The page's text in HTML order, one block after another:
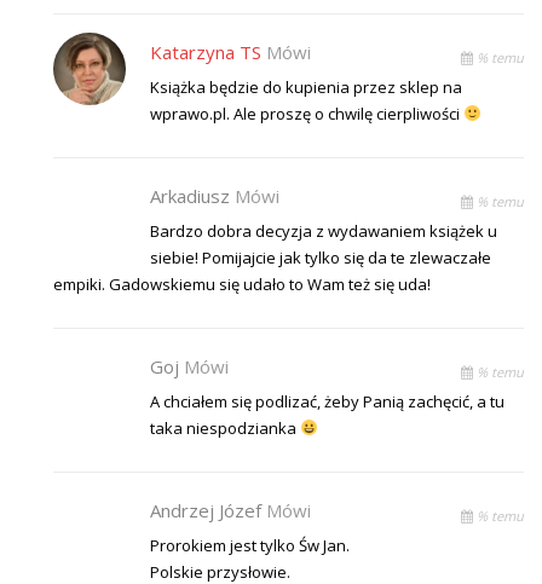
Katarzyna TS Mówi % temu
Książka będzie do kupienia przez sklep na
wprawo.pl. Ale proszę o chwilę cierpliwości
Arkadiusz Mówi % temu
Bardzo dobra decyzja z wydawaniem książek u
siebie! Pomijajcie jak tylko się da te zlewaczałe
empiki. Gadowskiemu się udało to Wam też się uda!
Goj Mówi % temu
A chciałem się podlizać, żeby Panią zachęcić, a tu
taka niespodzianka
Andrzej Józef Mówi % temu
Prorokiem jest tylko Św Jan.
Polskie przysłowie.